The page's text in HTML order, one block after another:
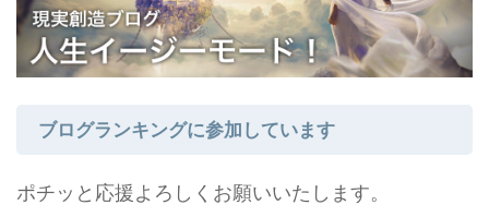
ブログランキングに参加しています
ポチッと応援よろしくお願いいたします。